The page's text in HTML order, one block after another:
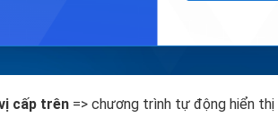
cấp trên => chương trình tự động hiển thị